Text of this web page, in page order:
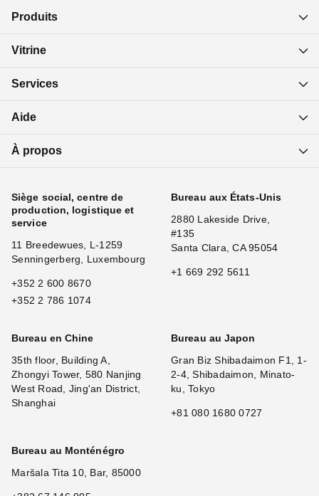
Produits
Vitrine
Services
Aide
À propos
Siège social, centre de
production, logistique et
service
11 Breedewues, L-1259
Senningerberg, Luxembourg
+352 2 600 8670
+352 2 786 1074
Bureau aux États-Unis
2880 Lakeside Drive,
#135
Santa Clara, CA 95054
+1 669 292 5611
Bureau en Chine
35th floor, Building A,
Zhongyi Tower, 580 Nanjing
West Road, Jing'an District,
Shanghai
Bureau au Japon
Gran Biz Shibadaimon F1, 1-
2-4, Shibadaimon, Minato-
ku, Tokyo
+81 080 1680 0727
Bureau au Monténégro
Maršala Tita 10, Bar, 85000